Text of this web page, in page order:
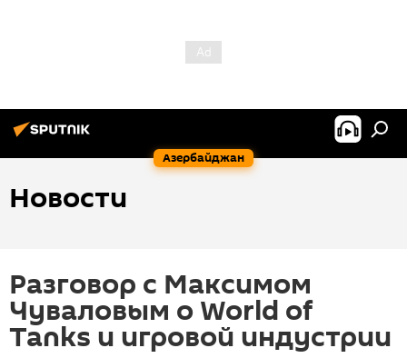
Азербайджан
Новости
Разговор с Максимом
Чуваловым о World of
Tanks и игровой индустрии